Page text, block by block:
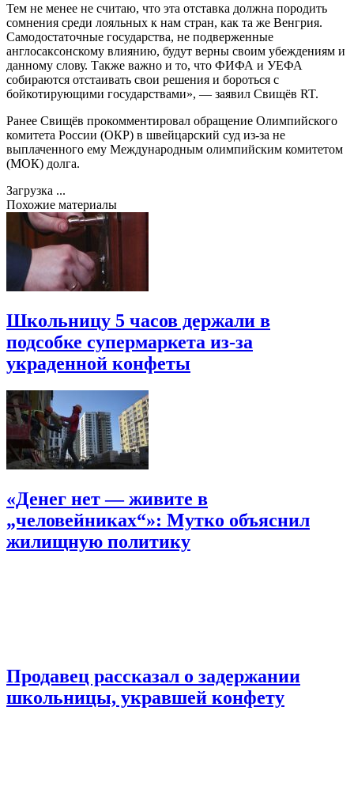
Тем не менее не считаю, что эта отставка должна породить
сомнения среди лояльных к нам стран, как та же Венгрия.
Самодостаточные государства, не подверженные
англосаксонскому влиянию, будут верны своим убеждениям и
данному слову. Также важно и то, что ФИФА и УЕФА
собираются отстаивать свои решения и бороться с
бойкотирующими государствами», — заявил Свищёв RT.
Ранее Свищёв прокомментировал обращение Олимпийского
комитета России (ОКР) в швейцарский суд из-за не
выплаченного ему Международным олимпийским комитетом
(МОК) долга.
Загрузка ...
Похожие материалы
Школьницу 5 часов держали в
подсобке супермаркета из-за
украденной конфеты
«Денег нет — живите в
„человейниках“»: Мутко объяснил
жилищную политику
Продавец рассказал о задержании
школьницы, укравшей конфету